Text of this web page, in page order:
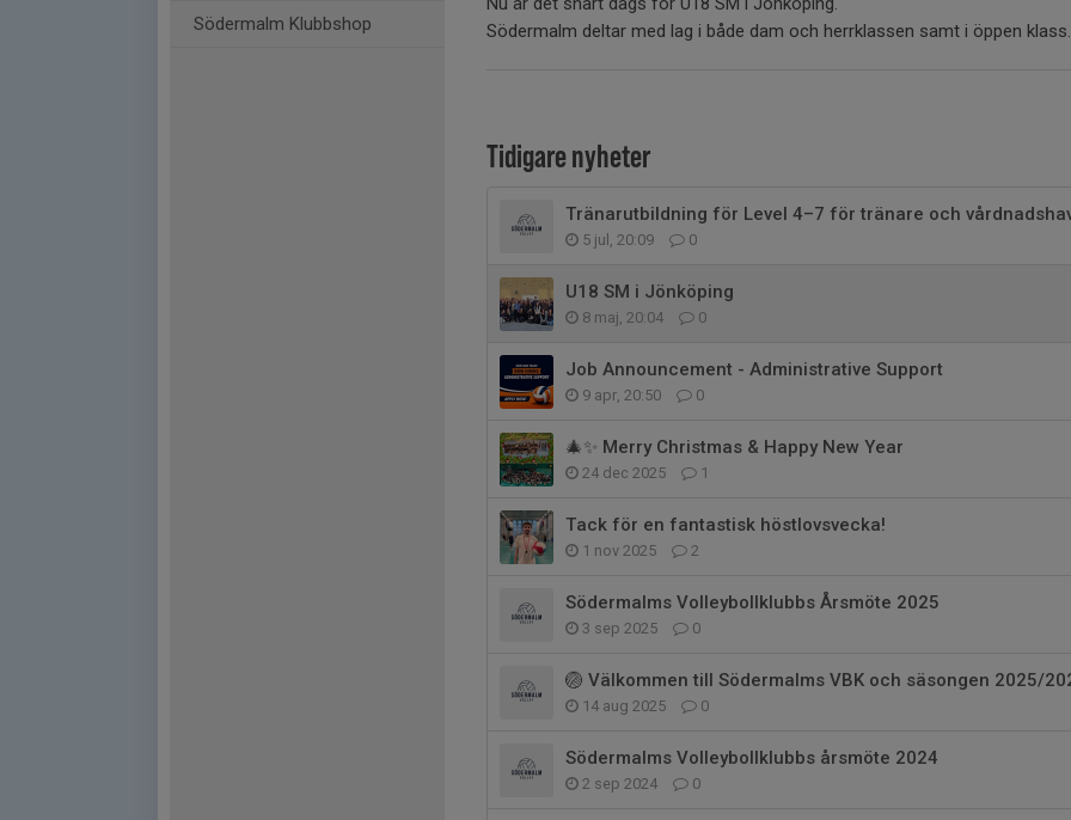
Södermalm Klubbshop
Södermalm deltar med lag i både dam och herrklassen samt i öppen klass.
Tidigare nyheter
Tränarutbildning för Level 4–7 för tränare och
5 jul, 20:09 0
U18 SM i Jönköping
8 maj, 20:04 0
Job Announcement - Administrative Support
9 apr, 20:50 0
🎄✨ Merry Christmas & Happy New Year
24 dec 2025 1
Tack för en fantastisk höstlovsvecka!
1 nov 2025 2
Södermalms Volleybollklubbs Årsmöte 2025
3 sep 2025 0
🏐 Välkommen till Södermalms VBK och säsongen 2025/
14 aug 2025 0
Södermalms Volleybollklubbs årsmöte 2024
2 sep 2024 0